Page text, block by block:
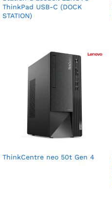
ThinkPad USB-C (DOCK
STATION)
ThinkCentre neo 50t Gen 4